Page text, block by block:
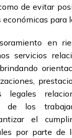
de evitar
para
en
servicios
legales
de los
el
por parte de